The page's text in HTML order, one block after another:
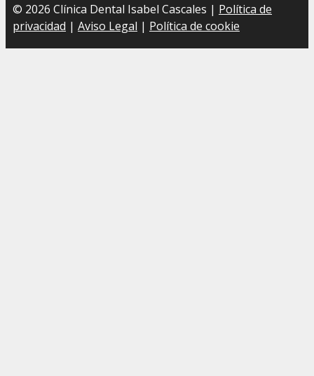
© 2026 Clínica Dental Isabel Cascales | Política de
privacidad | Aviso Legal | Política de cookie